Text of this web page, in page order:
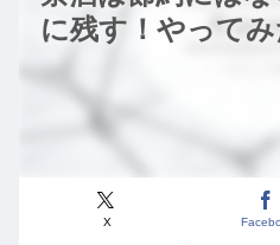
に残す！やって
X